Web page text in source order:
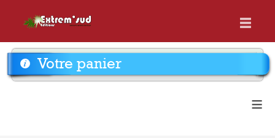
Votre panier
≡